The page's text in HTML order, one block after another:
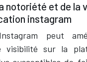
notoriété et de la
instagram
peut
sur la